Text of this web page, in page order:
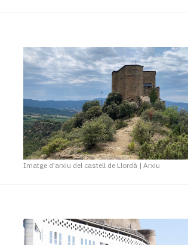
Imatge d'arxiu del castell de Llordà |Arxiu